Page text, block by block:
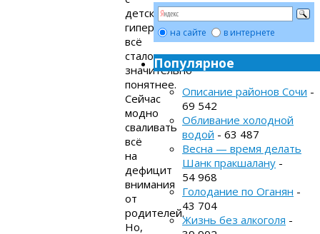
детской
гиперактивностью
всё
стало
значительно
понятнее.
Сейчас
модно
сваливать
всё
на
дефицит
внимания
от
родителей.
Но,
на сайте в интернете
Популярное
Описание районов Сочи -
69 542
Обливание холодной
водой - 63 487
Весна — время делать
Шанк пракшалану -
54 968
Голодание по Оганян -
43 704
Жизнь без алкоголя -